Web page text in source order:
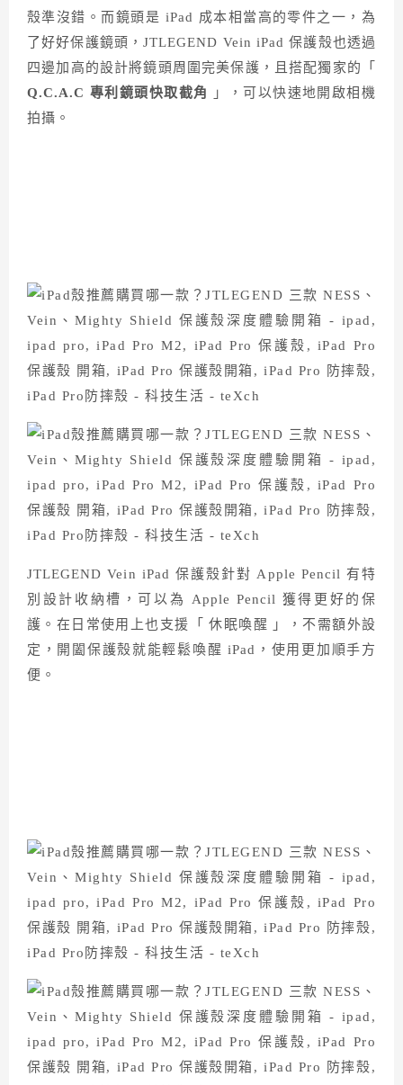
殼準沒錯。而鏡頭是 iPad 成本相當高的零件之一，為
了好好保護鏡頭，JTLEGEND Vein iPad 保護殼也透過
四邊加高的設計將鏡頭周圍完美保護，且搭配獨家的「
Q.C.A.C 專利鏡頭快取截角
」，可以快速地開啟相機
拍攝。
JTLEGEND Vein iPad 保護殼針對 Apple Pencil 有特
別設計收納槽，可以為 Apple Pencil 獲得更好的保
護。在日常使用上也支援「 休眠喚醒 」，不需額外設
定，開闔保護殼就能輕鬆喚醒 iPad，使用更加順手方
便。